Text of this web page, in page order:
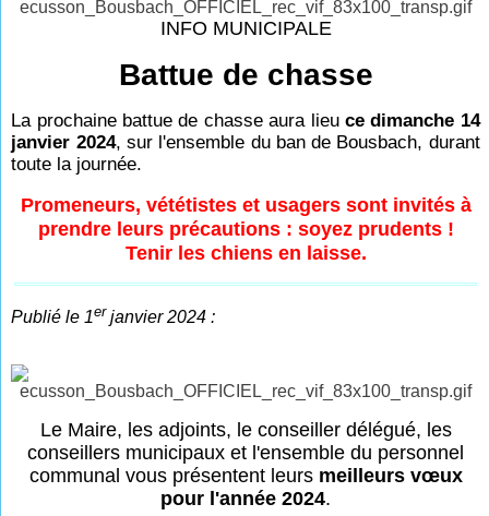
INFO MUNICIPALE
Battue de chasse
La prochaine battue de chasse aura lieuce dimanche 14
janvier 2024, sur l'ensemble du ban de Bousbach, durant
toute la journée.
Promeneurs, vététistes et usagers sont invités à
prendre leurs précautions : soyez prudents !
Tenir les chiens en laisse.
Publié le 1er janvier 2024 :
Le Maire, les adjoints, le conseiller délégué, les
conseillers municipaux et l'ensemble du personnel
communal vous présentent leurs meilleurs vœux
pour l'année 2024.